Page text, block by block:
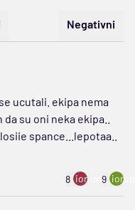
Negativni
ucutali. ekipa nema
su oni neka ekipa..
spance...lepotaa..
8 ion:minus
9